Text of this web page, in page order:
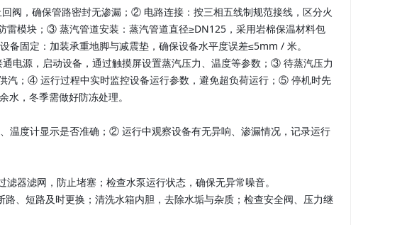
阀，确保管路密封无渗漏；② 电路连接：按三相五线制规范接线，区分火
雷模块；③ 蒸汽管道安装：蒸汽管道直径≥DN125，采用岩棉保温材料包
固定：加装承重地脚与减震垫，确保设备水平度误差≤5mm / 米。
电源，启动设备，通过触摸屏设置蒸汽压力、温度等参数；③ 待蒸汽压力
汽；④ 运行过程中实时监控设备运行参数，避免超负荷运行；⑤ 停机时先
，冬季需做好防冻处理。
温度计显示是否准确；② 运行中观察设备有无异响、渗漏情况，记录运行
器滤网，防止堵塞；检查水泵运行状态，确保无异常噪音。
、短路及时更换；清洗水箱内胆，去除水垢与杂质；检查安全阀、压力继